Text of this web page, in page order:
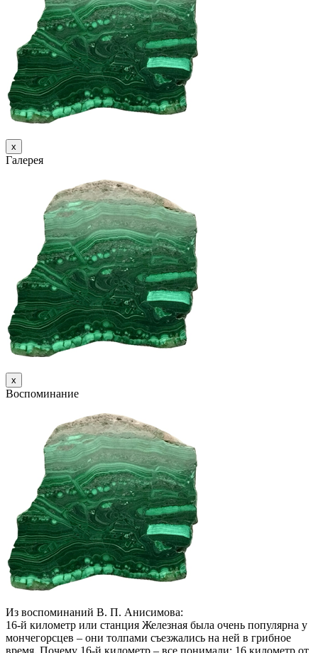
х
Галерея
х
Воспоминание
Из воспоминаний В. П. Анисимова:
16-й километр или станция Железная была очень популярна у
мончегорсцев – они толпами съезжались на ней в грибное
время. Почему 16-й километр – все понимали: 16 километр от